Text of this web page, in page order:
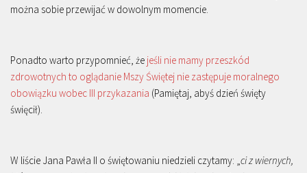
można sobie przewijać w dowolnym momencie.
Ponadto warto przypomnieć, że jeśli nie mamy przeszkód
zdrowotnych to oglądanie Mszy Świętej nie zastępuje moralnego
obowiązku wobec III przykazania (Pamiętaj, abyś dzień święty
święcił).
W liście Jana Pawła II o świętowaniu niedzieli czytamy: „ ci z wiernych,